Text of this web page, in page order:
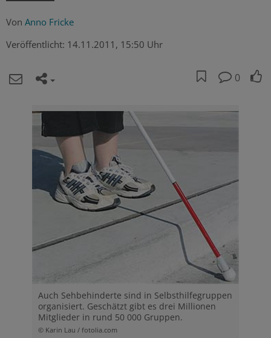
Von Anno Fricke
Veröffentlicht: 14.11.2011, 15:50 Uhr
0
Auch Sehbehinderte sind in Selbsthilfegruppen
organisiert. Geschätzt gibt es drei Millionen
Mitglieder in rund 50 000 Gruppen.
© Karin Lau / fotolia.com